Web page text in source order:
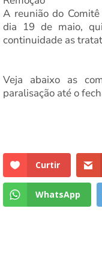
A reunião do
dia 19 de maio,
continuidade as
Veja abaixo as
paralisação até o
Curtir
WhatsApp